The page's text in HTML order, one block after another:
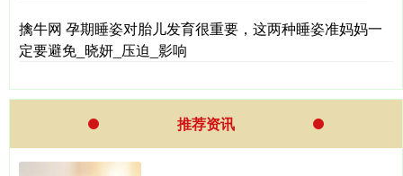
擒牛网 孕期睡姿对胎儿发育很重要，这两种睡姿准妈妈一
定要避免_晓妍_压迫_影响
推荐资讯